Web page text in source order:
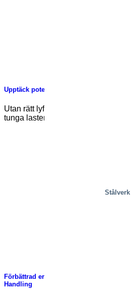
Stålverk
Upptäck potentialen i
Utan rätt lyftproduktlösning kan det
tunga laster eller nå svåråtkomliga
Förbättrad ergonomi genom en oväntad
Handling